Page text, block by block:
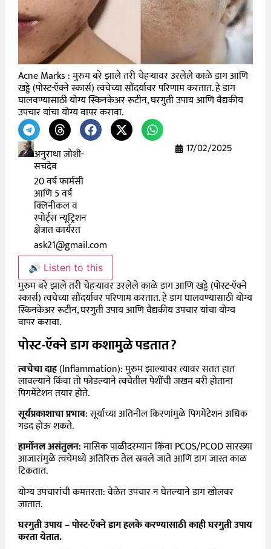
Acne Marks : मुरुम बरे झाले तरी चेहऱ्यावर उरलेले काळे डाग आणि
खड्डे (पोस्ट-ऍक्ने स्कार्स) त्वचेच्या सौंदर्यावर परिणाम करतात. हे डाग
घालवण्यासाठी योग्य स्किनकेअर रूटीन, घरगुती उपाय आणि वैद्यकीय
उपचार यांचा योग्य वापर करावा.
अनुराधा जोशी-
सचदेव
20 वर्ष फार्मसी
आणि 5 वर्ष
क्लिनीकल व
स्पोर्ट्स न्यूट्रिशन
क्षेत्रात कार्यरत
ask21@gmail.com
17/02/2025
🔊 Listen to this
मुरुम बरे झाले तरी चेहऱ्यावर उरलेले काळे डाग आणि खड्डे (पोस्ट-ऍक्ने
स्कार्स) त्वचेच्या सौंदर्यावर परिणाम करतात. हे डाग घालवण्यासाठी योग्य
स्किनकेअर रूटीन,घरगुती उपाय आणि वैद्यकीय उपचार यांचा योग्य
वापर करावा.
पोस्ट-ऍक्ने डाग कशामुळे पडतात?
त्वचेचा दाह(Inflammation):मुरुम झाल्यावर त्यावर सतत हात
लावल्याने किंवा तो फोडल्याने त्वचेतील पेशींची जखम बरी होताना
पिगमेंटेशन तयार होते.
सूर्यप्रकाशाचा प्रभाव: सूर्याच्या अतिनील किरणांमुळे पिगमेंटेशन अधिक
गडद होऊ शकते.
हार्मोनल असंतुलन: मासिक पाळीदरम्यान किंवाPCOS/PCODसारख्या
आजारांमुळे त्वचेमध्ये अतिरिक्त तेल स्रवले जाते आणि डाग जास्त काळ
टिकतात.
योग्य उपचारांची कमतरता: वेळेत उपचार न घेतल्याने डाग खोलवर
जातात.
घरगुती उपाय – पोस्ट-ऍक्ने डाग हलके करण्यासाठीकाही घरगुती उपाय
करता येतात.